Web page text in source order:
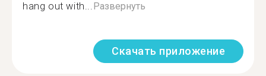
hang out with...Развернуть
Скачать приложение